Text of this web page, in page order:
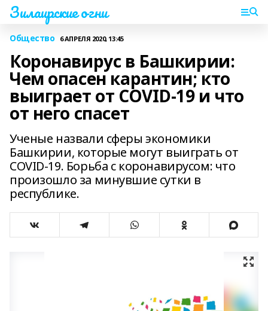
Зилаирские огни
Общество 6 АПРЕЛЯ 2020, 13:45
Коронавирус в Башкирии:
Чем опасен карантин; кто
выиграет от COVID-19 и что
от него спасет
Ученые назвали сферы экономики
Башкирии, которые могут выиграть от
COVID-19. Борьба с коронавирусом: что
произошло за минувшие сутки в
республике.